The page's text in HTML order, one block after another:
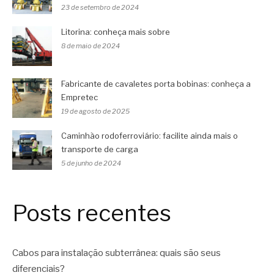
23 de setembro de 2024
Litorina: conheça mais sobre
8 de maio de 2024
Fabricante de cavaletes porta bobinas: conheça a
Empretec
19 de agosto de 2025
Caminhão rodoferroviário: facilite ainda mais o
transporte de carga
5 de junho de 2024
Posts recentes
Cabos para instalação subterrânea: quais são seus
diferenciais?